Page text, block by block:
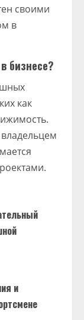
своими
в
бизнесе?
как
и